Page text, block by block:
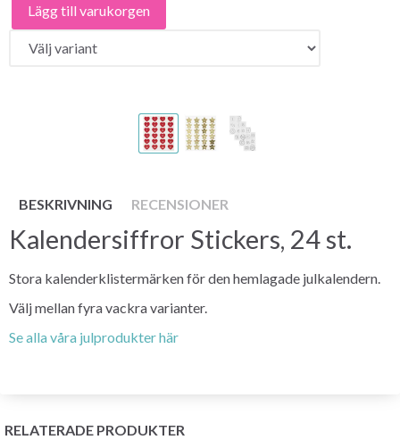
Lägg till varukorgen
BESKRIVNING RECENSIONER
Kalendersiffror Stickers, 24 st.
Stora kalenderklistermärken för den hemlagade julkalendern.
Välj mellan fyra vackra varianter.
Se alla våra julprodukter här
RELATERADE PRODUKTER